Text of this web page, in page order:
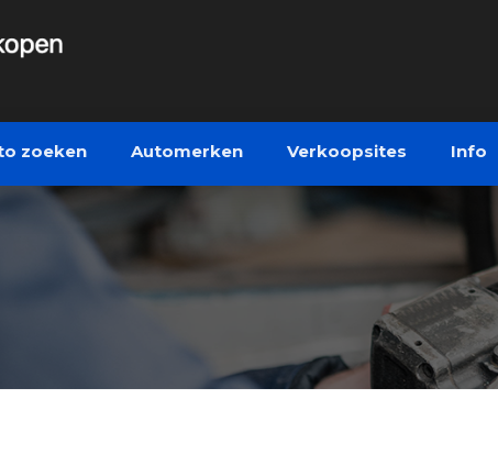
zoeken Automerken Verkoopsites Info